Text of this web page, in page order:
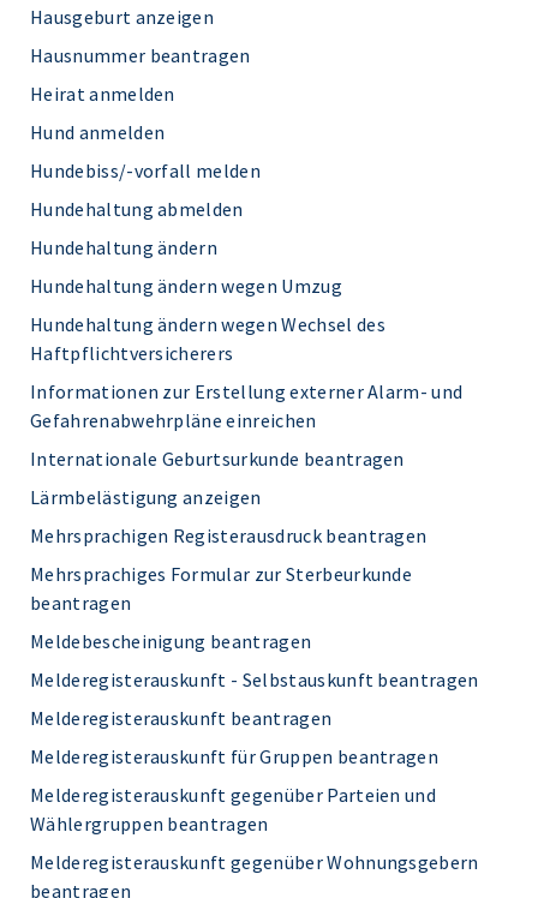
Hausgeburt anzeigen
Hausnummer beantragen
Heirat anmelden
Hund anmelden
Hundebiss/-vorfall melden
Hundehaltung abmelden
Hundehaltung ändern
Hundehaltung ändern wegen Umzug
Hundehaltung ändern wegen Wechsel des
Haftpflichtversicherers
Informationen zur Erstellung externer Alarm- und
Gefahrenabwehrpläne einreichen
Internationale Geburtsurkunde beantragen
Lärmbelästigung anzeigen
Mehrsprachigen Registerausdruck beantragen
Mehrsprachiges Formular zur Sterbeurkunde
beantragen
Meldebescheinigung beantragen
Melderegisterauskunft - Selbstauskunft beantragen
Melderegisterauskunft beantragen
Melderegisterauskunft für Gruppen beantragen
Melderegisterauskunft gegenüber Parteien und
Wählergruppen beantragen
Melderegisterauskunft gegenüber Wohnungsgebern
beantragen